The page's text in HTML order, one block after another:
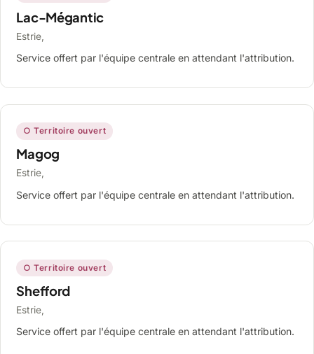
Lac-Mégantic
Estrie,
Service offert par l'équipe centrale en attendant l'attribution.
○ Territoire ouvert
Magog
Estrie,
Service offert par l'équipe centrale en attendant l'attribution.
○ Territoire ouvert
Shefford
Estrie,
Service offert par l'équipe centrale en attendant l'attribution.